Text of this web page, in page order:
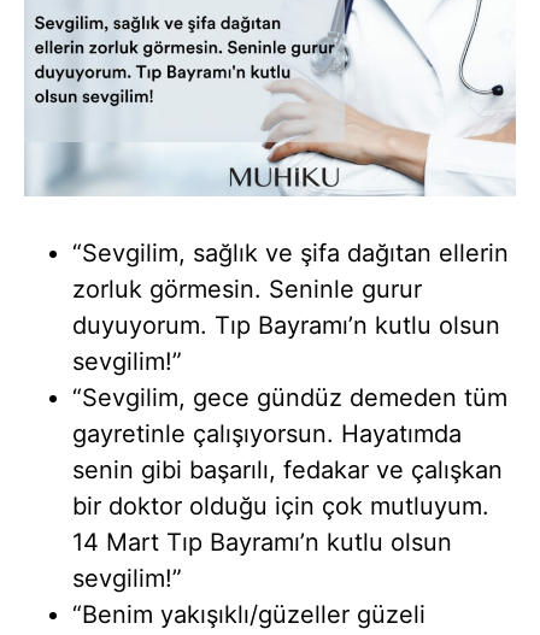
“Sevgilim, sağlık ve şifa dağıtan ellerin
zorluk görmesin. Seninle gurur
duyuyorum. Tıp Bayramı’n kutlu olsun
sevgilim!”
“Sevgilim, gece gündüz demeden tüm
gayretinle çalışıyorsun. Hayatımda
senin gibi başarılı, fedakar ve çalışkan
bir doktor olduğu için çok mutluyum.
14 Mart Tıp Bayramı’n kutlu olsun
sevgilim!”
“Benim yakışıklı/güzeller güzeli